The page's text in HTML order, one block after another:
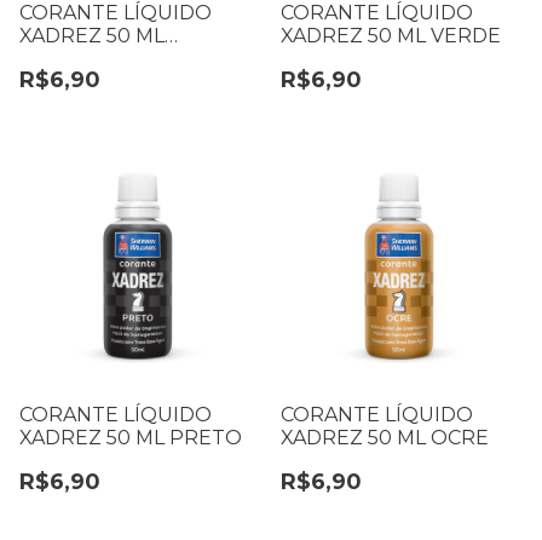
CORANTE LÍQUIDO
XADREZ 50 ML
R$6,90
CORANTE LÍQUIDO
XADREZ 50 ML VERDE
R$6,90
CORANTE LÍQUIDO
XADREZ 50 ML PRETO
R$6,90
CORANTE LÍQUIDO
XADREZ 50 ML OCRE
R$6,90